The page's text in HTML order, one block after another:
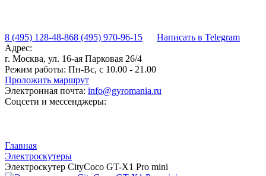
8 (495) 128-48-868 (495) 970-96-15
Написать в Telegram
Адрес:
г. Москва, ул. 16-ая Парковая 26/4
Режим работы: Пн-Вс, с 10.00 - 21.00
Проложить маршрут
Электронная почта: info@gyromania.ru
Соцсети и мессенджеры:
Главная
Электроскутеры
Электроскутер CityCoco GT-X1 Pro mini